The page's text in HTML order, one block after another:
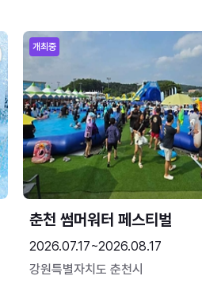
개최중
춘천 썸머워터 페스티벌
2026.07.17~2026.08.17
강원특별자치도 춘천시